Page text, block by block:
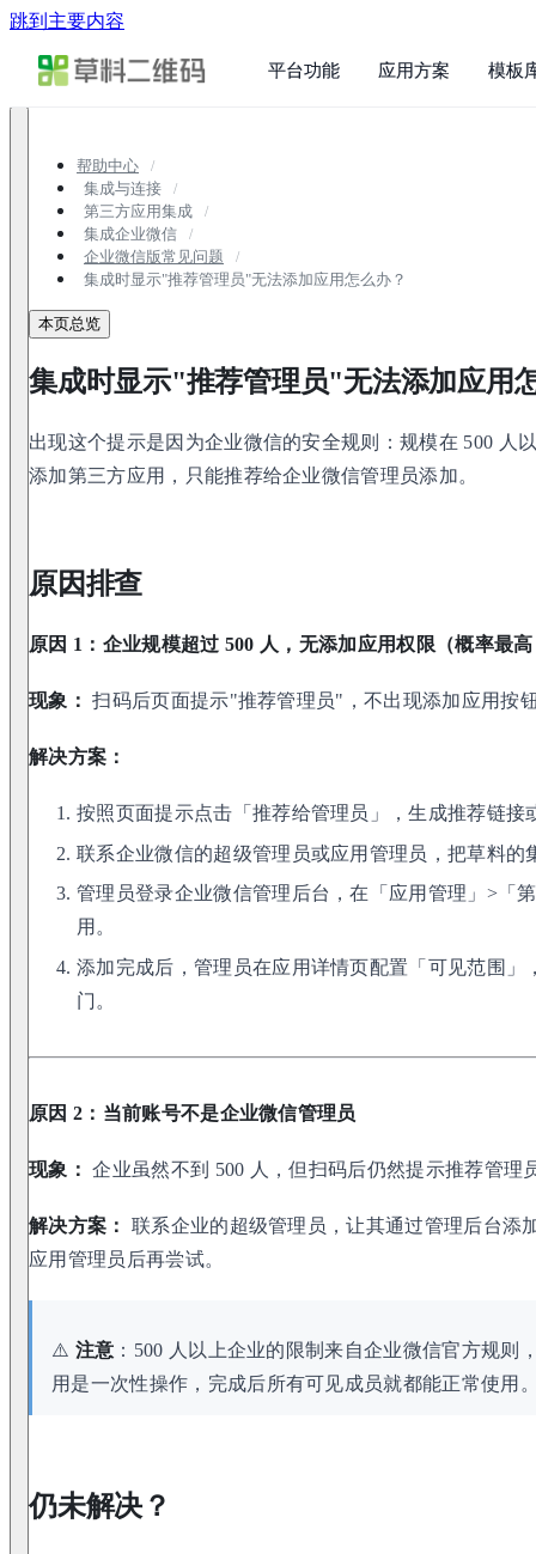
跳到主要内容
平台功能 应用方案 模板
帮助中心
集成与连接
第三方应用集成
集成企业微信
企业微信版常见问题
集成时显示"推荐管理员"无法添加应用怎么办？
本页总览
集成时显示"推荐管理员"无法添加应用
出现这个提示是因为企业微信的安全规则：规模在 500 人
添加第三方应用，只能推荐给企业微信管理员添加。
原因排查
原因 1：企业规模超过 500 人，无添加应用权限（概率最
现象： 扫码后页面提示"推荐管理员"，不出现添加应用按
解决方案：
按照页面提示点击「推荐给管理员」，生成推荐链接
联系企业微信的超级管理员或应用管理员，把草料的
管理员登录企业微信管理后台，在「应用管理」>「
用。
添加完成后，管理员在应用详情页配置「可见范围」
门。
原因 2：当前账号不是企业微信管理员
现象： 企业虽然不到 500 人，但扫码后仍然提示推荐管理
解决方案：
联系企业的超级管理员，让其通过管理后台添
应用管理员后再尝试。
⚠️ 注意 ：500 人以上企业的限制来自企业微信官方规则
用是一次性操作，完成后所有可见成员就都能正常使用
仍未解决？